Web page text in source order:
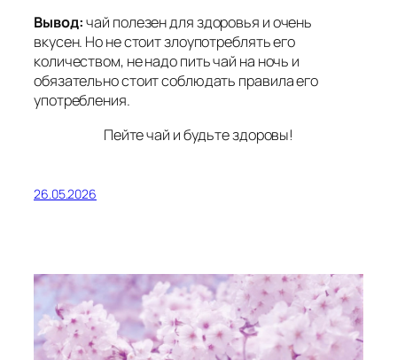
Вывод:чай полезен для здоровья и очень
вкусен. Но не стоит злоупотреблять его
количеством, не надо пить чай на ночь и
обязательно стоит соблюдать правила его
употребления.
Пейте чай и будьте здоровы!
26.05.2026